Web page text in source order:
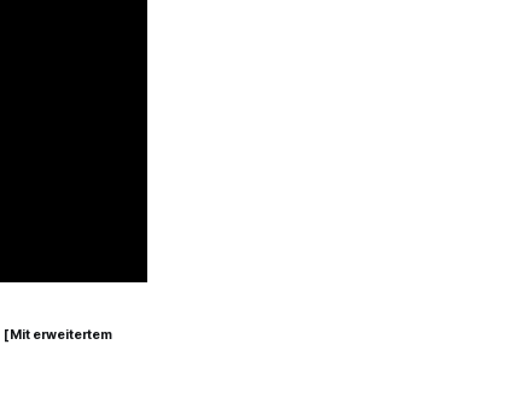
[ Mit erweitertem